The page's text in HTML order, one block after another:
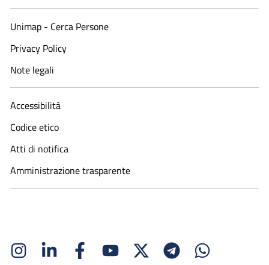
Unimap - Cerca Persone
Privacy Policy
Note legali
Accessibilità
Codice etico
Atti di notifica
Amministrazione trasparente